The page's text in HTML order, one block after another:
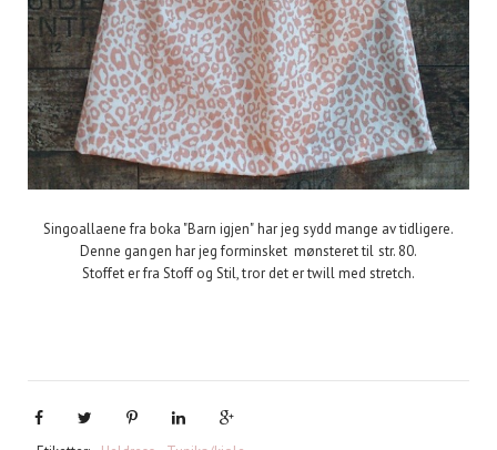
Singoallaene fra boka "Barn igjen" har jeg sydd mange av tidligere.
Denne gangen har jeg forminsket mønsteret til str. 80.
Stoffet er fra Stoff og Stil, tror det er twill med stretch.